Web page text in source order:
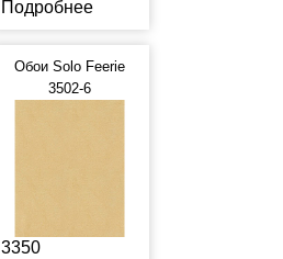
Подробнее
Обои Solo Feerie
3502-6
3350